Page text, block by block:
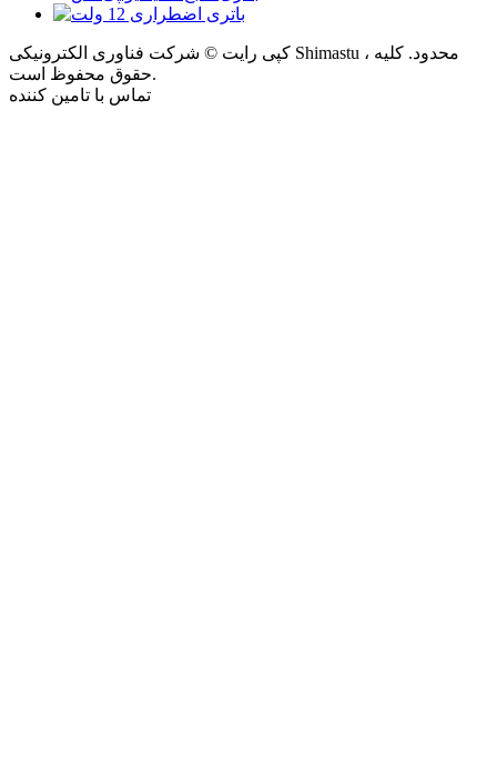
کپی رایت © شرکت فناوری الکترونیکی Shimastu ، محدود. کلیه
حقوق محفوظ است.
تماس با تامین کننده